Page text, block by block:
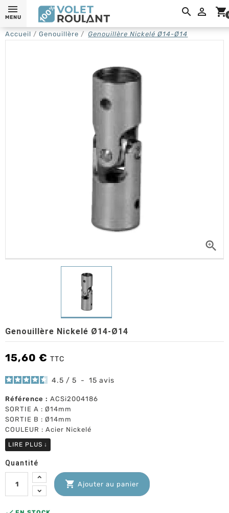
 shopping_cart
MENU
Accueil Genouillère Genouillère Nickelé Ø14-Ø14

Genouillère Nickelé Ø14-Ø14
15,60 € TTC
4.5 / 5 - 15 avis
Référence : ACSi2004186
SORTIE A : Ø14mm
SORTIE B : Ø14mm
COULEUR : Acier Nickelé
LIRE PLUS ↓
Quantité
 Ajouter au panier